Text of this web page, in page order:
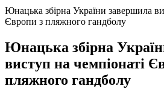
Юнацька збірна України завершила
Європи з пляжного гандболу
Юнацька збірна
виступ на чемпіонаті
пляжного гандболу